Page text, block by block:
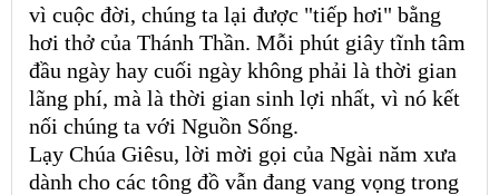
vì cuộc đời, chúng ta lại được "tiếp hơi" bằng
hơi thở của Thánh Thần. Mỗi phút giây tĩnh tâm
đầu ngày hay cuối ngày không phải là thời gian
lãng phí, mà là thời gian sinh lợi nhất, vì nó kết
nối chúng ta với Nguồn Sống.
Lạy Chúa Giêsu, lời mời gọi của Ngài năm xưa
dành cho các tông đồ vẫn đang vang vọng trong